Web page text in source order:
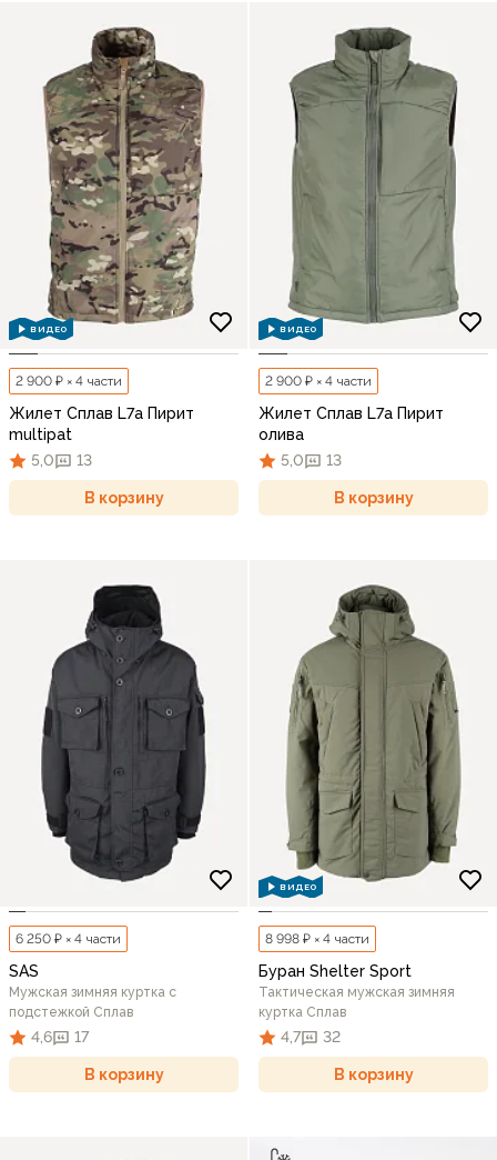
ВИДЕО
2 900 ₽ × 4 части
Жилет Сплав L7a Пирит
multipat
5,0
13
В корзину
ВИДЕО
2 900 ₽ × 4 части
Жилет Сплав L7a Пирит
олива
5,0
13
В корзину
6 250 ₽ × 4 части
SAS
Мужская зимняя куртка с
подстежкой Сплав
4,6 17
В корзину
ВИДЕО
8 998 ₽ × 4 части
Буран Shelter Sport
Тактическая мужская зимняя
куртка Сплав
4,7 32
В корзину